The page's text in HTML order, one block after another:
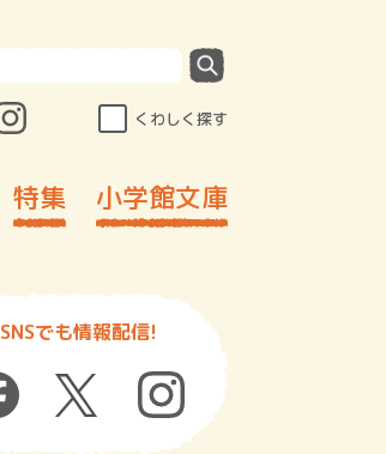
くわしく探す
特集 小学館文庫
SNSでも情報配信!